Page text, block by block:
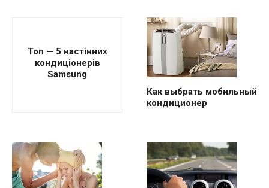
Топ — 5 настінних
кондиціонерів
Samsung
Как выбрать мобильный
кондиционер